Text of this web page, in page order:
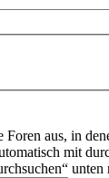
aus, in
mit
unten